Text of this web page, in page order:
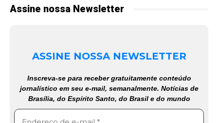
Assine nossa Newsletter
ASSINE NOSSA NEWSLETTER
Inscreva-se para receber gratuitamente conteúdo
jornalístico em seu e-mail, semanalmente. Notícias de
Brasília, do Espírito Santo, do Brasil e do mundo